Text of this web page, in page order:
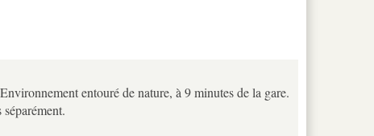
entouré de nature, à 9 minutes de la gare.